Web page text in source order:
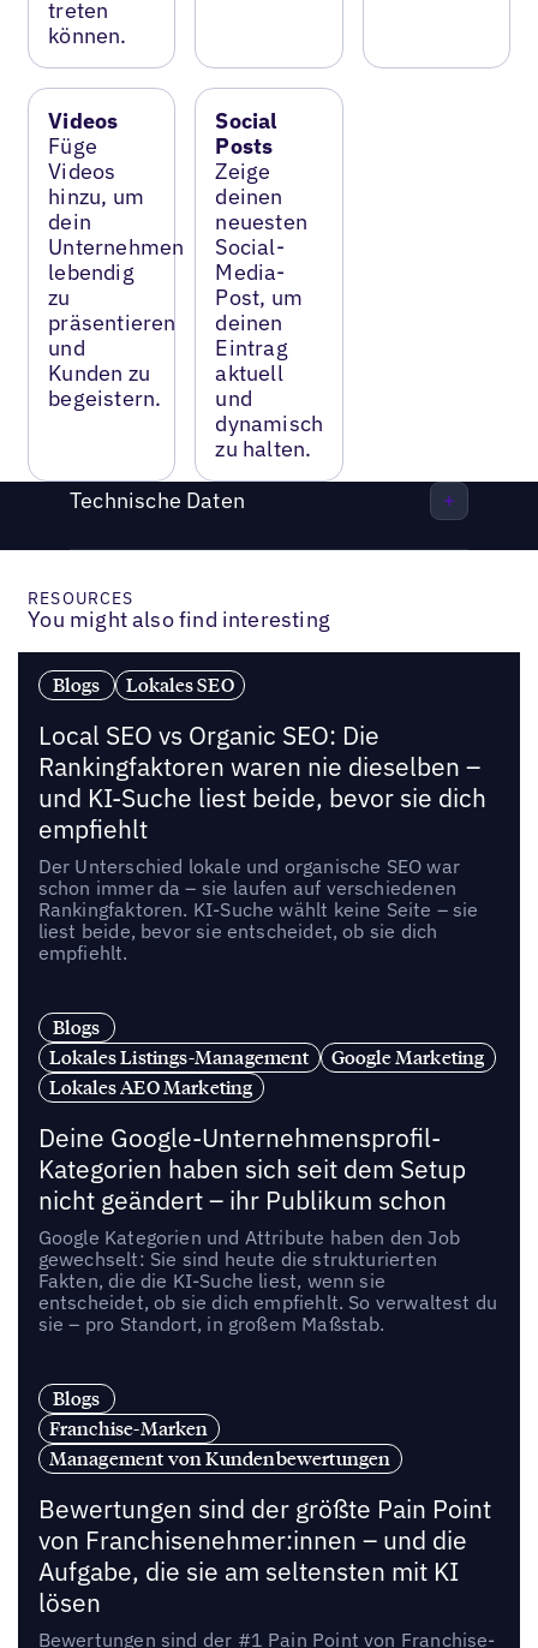
treten
können.
Videos
Füge
Videos
hinzu, um
dein
Unternehmen
lebendig
zu
präsentieren
und
Kunden zu
begeistern.
Social
Posts
Zeige
deinen
neuesten
Social-
Media-
Post, um
deinen
Eintrag
aktuell
und
dynamisch
zu halten.
Technische Daten
RESOURCES
You might also find interesting
Blogs Lokales SEO
Local SEO vs Organic SEO: Die
Rankingfaktoren waren nie dieselben –
und KI-Suche liest beide, bevor sie dich
empfiehlt
Der Unterschied lokale und organische SEO war
schon immer da – sie laufen auf verschiedenen
Rankingfaktoren. KI-Suche wählt keine Seite – sie
liest beide, bevor sie entscheidet, ob sie dich
empfiehlt.
Blogs
Lokales Listings-Management
Google Marketing
Lokales AEO Marketing
Deine Google-Unternehmensprofil-
Kategorien haben sich seit dem Setup
nicht geändert – ihr Publikum schon
Google Kategorien und Attribute haben den Job
gewechselt: Sie sind heute die strukturierten
Fakten, die die KI-Suche liest, wenn sie
entscheidet, ob sie dich empfiehlt. So verwaltest du
sie – pro Standort, in großem Maßstab.
Blogs
Franchise-Marken
Management von Kundenbewertungen
Bewertungen sind der größte Pain Point
von Franchisenehmer:innen – und die
Aufgabe, die sie am seltensten mit KI
lösen
Bewertungen sind der #1 Pain Point von Franchise-